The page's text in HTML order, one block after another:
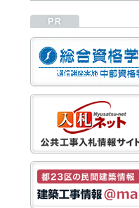
い申し上げます。
から通常通り運営いたし
ます。
2025/12/22
●年末年始に伴う情報更
新停止のお知らせ●
建設資料館をご利用いた
だき、誠に有難うござい
ます。
下記の期間につきまし
て、弊社休業のため情報
更新を停止させていただ
きます。